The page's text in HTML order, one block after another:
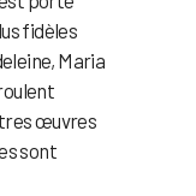
fidèles
Maria
œuvres
sont